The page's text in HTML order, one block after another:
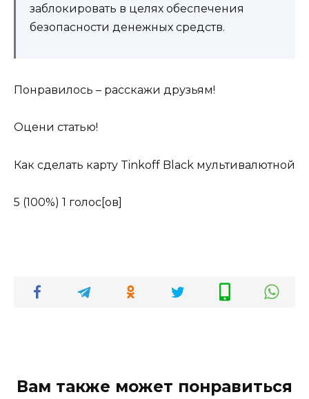
заблокировать в целях обеспечения
безопасности денежных средств.
Понравилось – расскажи друзьям!
Оцени статью!
Как сделать карту Tinkoff Black мультивалютной
5 (100%) 1 голос[ов]
Вам также может понравиться